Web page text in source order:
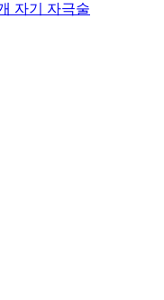
자기 자극술